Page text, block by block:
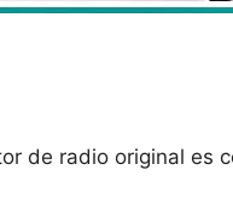
de radio original es